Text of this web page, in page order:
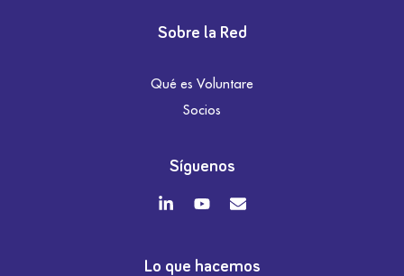
Sobre la Red
Qué es Voluntare
Socios
Síguenos
Lo que hacemos